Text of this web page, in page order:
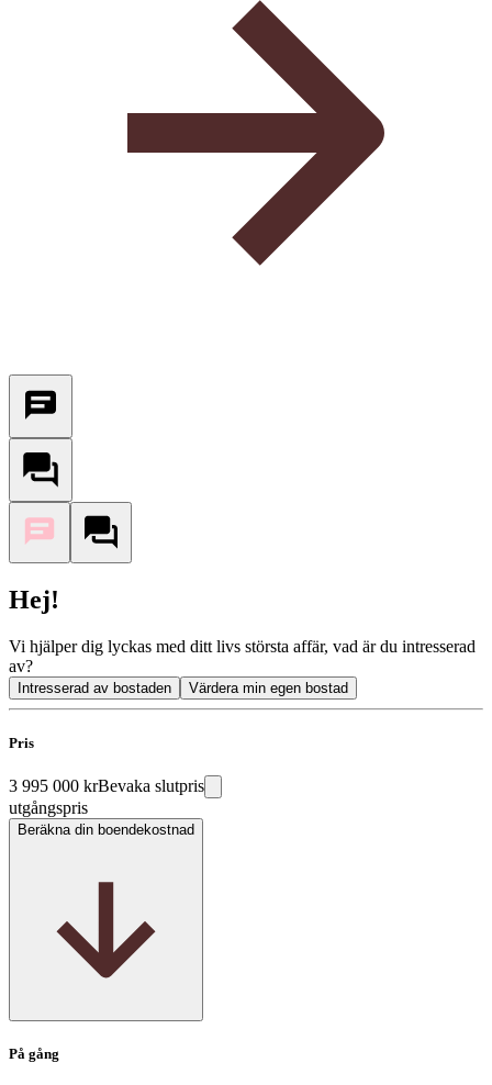
Hej!
Vi hjälper dig lyckas med ditt livs största affär, vad är du intresserad
av?
Intresserad av bostaden Värdera min egen bostad
Pris
3 995 000 krBevaka slutpris
utgångspris
Beräkna din boendekostnad
På gång